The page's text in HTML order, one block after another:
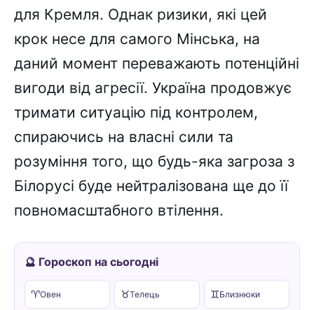
для Кремля. Однак ризики, які цей
крок несе для самого Мінська, на
даний момент переважають потенційні
вигоди від агресії. Україна продовжує
тримати ситуацію під контролем,
спираючись на власні сили та
розуміння того, що будь-яка загроза з
Білорусі буде нейтралізована ще до її
повномасштабного втілення.
🔮 Гороскоп на сьогодні
♈Овен ♉Телець ♊Близнюки